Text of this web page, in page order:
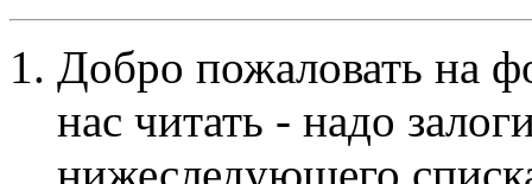
Добро пожаловать на
нас читать - надо